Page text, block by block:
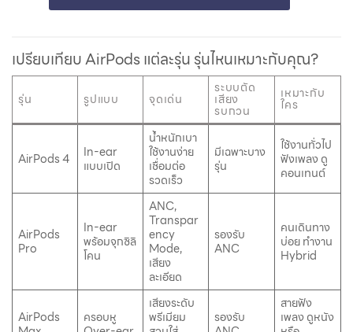
เปรียบเทียบ AirPods แต่ละรุ่น รุ่นไหนเหมาะกับคุณ?
รุ่น รูปแบบ จุดเด่น
ระบบตัด
เสียง
รบกวน
เหมาะกับ
ใคร
AirPods 4
In-ear
แบบเปิด
น้ำหนักเบา
ใช้งานง่าย
เชื่อมต่อ
รวดเร็ว
มีเฉพาะบาง
รุ่น
ใช้งานทั่วไป
ฟังเพลง ดู
คอนเทนต์
AirPods
Pro
In-ear
พร้อมจุกซิลิ
โคน
ANC,
Transpar
ency
Mode,
เสียง
ละเอียด
รองรับ
ANC
คนเดินทาง
บ่อย ทำงาน
Hybrid
AirPods
ครอบหู
เสียงระดับ
พรีเมียม
รองรับ
สายฟัง
เพลง ดูหนัง